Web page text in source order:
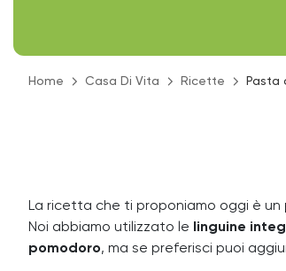
Home Casa Di Vita Ricette Pasta
La ricetta che ti proponiamo oggi è un
Noi abbiamo utilizzato le
linguine
pomodoro, ma se preferisci puoi